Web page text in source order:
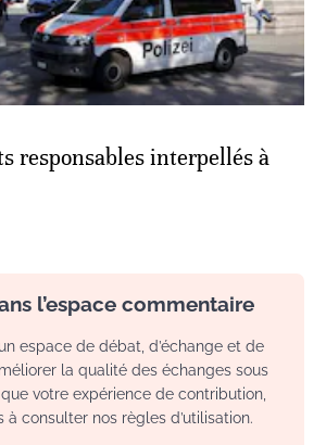
responsables interpellés à
l’espace commentaire
espace de débat, d’échange et de
la qualité des échanges sous
votre expérience de contribution,
à consulter nos règles d’utilisation.